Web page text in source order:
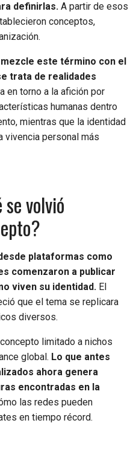
definirlas. A partir de esos
conceptos,
este término con el
trata de realidades
en torno a la afición por
humanas dentro
mientras que la identidad
vivencia personal más
volvió
plataformas como
comenzaron a publicar
viven su identidad. El
que el tema se replicara
diversos.
limitado a nichos
global. Lo que antes
ahora genera
encontradas en la
las redes pueden
en tiempo récord.